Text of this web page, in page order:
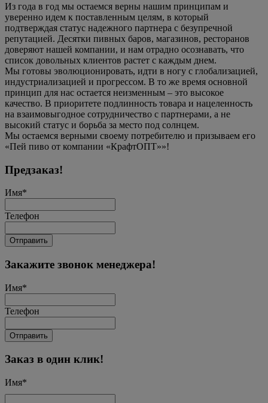
Из года в год мы остаемся верны нашим принципам и
уверенно идем к поставленным целям, в который
подтверждая статус надежного партнера с безупречной
репутацией. Десятки пивных баров, магазинов, ресторанов
доверяют нашей компании, и нам отрадно осознавать, что
список довольных клиентов растет с каждым днем.
Мы готовы эволюционировать, идти в ногу с глобализацией,
индустриализацией и прогрессом. В то же время основной
принцип для нас остается неизменным – это высокое
качество. В приоритете подлинность товара и нацеленность
на взаимовыгодное сотрудничество с партнерами, а не
высокий статус и борьба за место под солнцем.
Мы остаемся верными своему потребителю и призываем его
«Пей пиво от компании «КрафтОПТ»»!
Предзаказ!
Имя*
Телефон
Отправить
Закажите звонок менеджера!
Имя*
Телефон
Отправить
Заказ в один клик!
Имя*